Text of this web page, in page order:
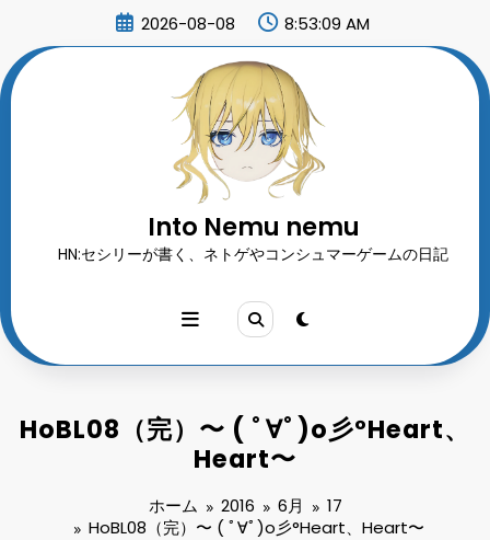
ン
ツ
2026-08-08 8:53:10 AM
Into Nemu nemu
HN:セシリーが書く、ネトゲやコンシュマーゲームの日記
HoBL08（完）〜 ( ﾟ∀ﾟ)o彡°Heart、
Heart〜
ホーム 2016 6月
17
HoBL08（完）〜 ( ﾟ∀ﾟ)o彡°Heart、Heart〜